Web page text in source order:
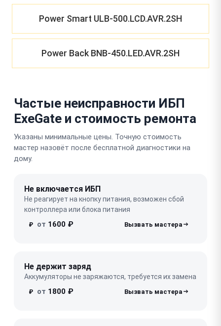
Power Smart ULB-500.LCD.AVR.2SH
Power Back BNB-450.LED.AVR.2SH
Частые неисправности ИБП
ExeGate и стоимость ремонта
Указаны минимальные цены. Точную стоимость
мастер назовёт после бесплатной диагностики на
дому.
Не включается ИБП
Не реагирует на кнопку питания, возможен сбой
контроллера или блока питания
₽ от 1600 ₽
Не держит заряд
Аккумуляторы не заряжаются, требуется их замена
₽ от 1800 ₽